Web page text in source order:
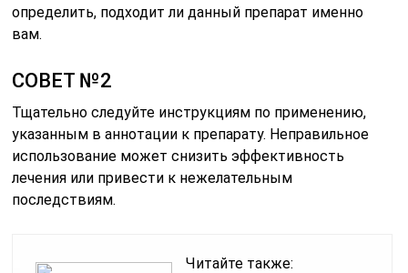
определить, подходит ли данный препарат именно
вам.
СОВЕТ №2
Тщательно следуйте инструкциям по применению,
указанным в аннотации к препарату. Неправильное
использование может снизить эффективность
лечения или привести к нежелательным
последствиям.
Читайте также: